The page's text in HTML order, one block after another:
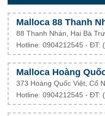
Malloca 88 Thanh
88 Thanh Nhàn, Hai Bà
Hotline: 0904212545 - ĐT:
Malloca Hoàng
373 Hoàng Quốc Việt, Cổ
Hotline: 0904212545 - ĐT: